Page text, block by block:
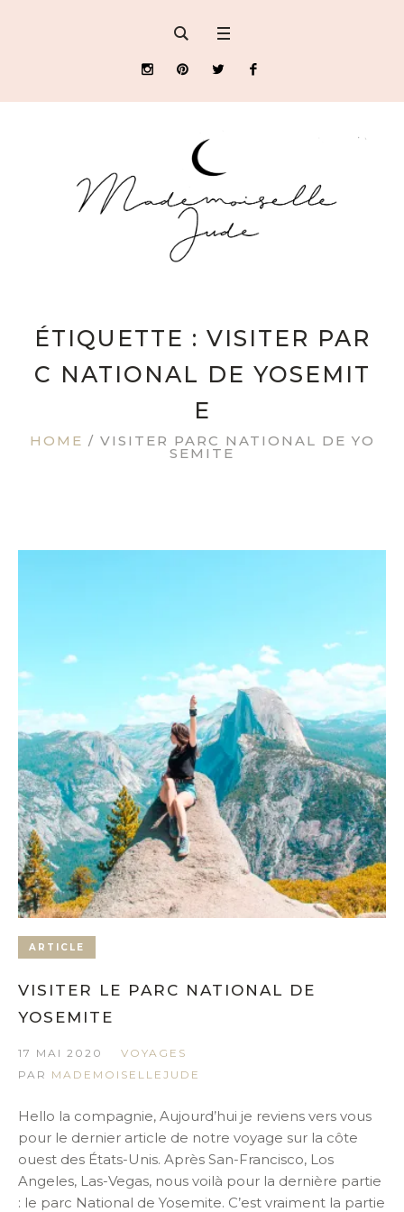
ÉTIQUETTE : VISITER PAR
C NATIONAL DE YOSEMIT
E
HOME / VISITER PARC NATIONAL DE YO
SEMITE
ARTICLE
VISITER LE PARC NATIONAL DE
YOSEMITE
17 MAI 2020
VOYAGES
PAR MADEMOISELLEJUDE
Hello la compagnie, Aujourd’hui je reviens vers vous
pour le dernier article de notre voyage sur la côte
ouest des États-Unis. Après San-Francisco, Los
Angeles, Las-Vegas, nous voilà pour la dernière partie
: le parc National de Yosemite. C’est vraiment la partie